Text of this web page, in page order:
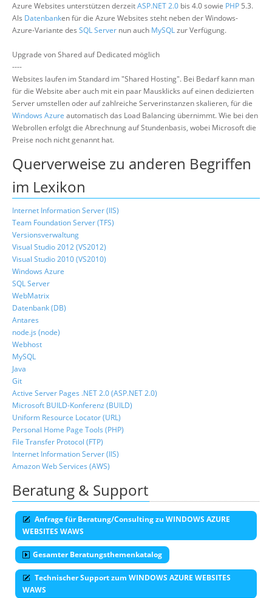
Azure Websites unterstützen derzeitASP.NET 2.0 bis 4.0 sowie PHP 5.3.
Als Datenbanken für die Azure Websites steht neben der Windows-
Azure-Variante des SQL Server nun auch MySQLzur Verfügung.
Upgrade von Shared auf Dedicated möglich
----
Websites laufen im Standard im "Shared Hosting". Bei Bedarf kann man
für die Website aber auch mit ein paar Mausklicks auf einen dedizierten
Server umstellen oder auf zahlreiche Serverinstanzen skalieren, für die
Windows Azure automatisch das Load Balancing übernimmt. Wie bei den
Webrollen erfolgt die Abrechnung auf Stundenbasis, wobei Microsoft die
Preise noch nicht genannt hat.
Querverweise zu anderen Begriffen
im Lexikon
Internet Information Server (IIS)
Team Foundation Server (TFS)
Versionsverwaltung
Visual Studio 2012 (VS2012)
Visual Studio 2010 (VS2010)
Windows Azure
SQL Server
WebMatrix
Datenbank (DB)
Antares
node.js (node)
Webhost
MySQL
Java
Git
Active Server Pages .NET 2.0 (ASP.NET 2.0)
Microsoft BUILD-Konferenz (BUILD)
Uniform Resource Locator (URL)
Personal Home Page Tools (PHP)
File Transfer Protocol (FTP)
Internet Information Server (IIS)
Amazon Web Services (AWS)
Beratung & Support
Anfrage für Beratung/Consulting zu WINDOWS AZURE
WEBSITES WAWS
Gesamter Beratungsthemenkatalog
Technischer Support zum WINDOWS AZURE WEBSITES
WAWS